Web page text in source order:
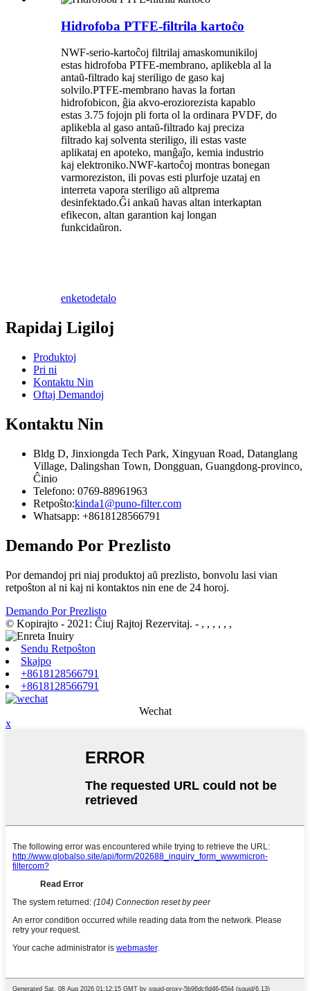
Hidrofoba PTFE-filtrila kartoĉo
NWF-serio-kartoĉoj filtrilaj amaskomunikiloj
estas hidrofoba PTFE-membrano, aplikebla al la
antaŭ-filtrado kaj steriligo de gaso kaj
solvilo.PTFE-membrano havas la fortan
hidrofobicon, ĝia akvo-eroziorezista kapablo
estas 3.75 fojojn pli forta ol la ordinara PVDF, do
aplikebla al gaso antaŭ-filtrado kaj preciza
filtrado kaj solventa steriligo, ili estas vaste
aplikataj en apoteko, manĝaĵo, kemia industrio
kaj elektroniko.NWF-kartoĉoj montras bonegan
varmoreziston, ili povas esti plurfoje uzataj en
interreta vapora steriligo aŭ altprema
desinfektado.Ĝi ankaŭ havas altan interkaptan
efikecon, altan garantion kaj longan
funkcidaŭron.
enketodetalo
Rapidaj Ligiloj
Produktoj
Pri ni
Kontaktu Nin
Oftaj Demandoj
Kontaktu Nin
Bldg D, Jinxiongda Tech Park, Xingyuan Road, Datanglang
Village, Dalingshan Town, Dongguan, Guangdong-provinco,
Ĉinio
Telefono: 0769-88961963
Retpoŝto:kinda1@puno-filter.com
Whatsapp: +8618128566791
Demando Por Prezlisto
Por demandoj pri niaj produktoj aŭ prezlisto, bonvolu lasi vian
retpoŝton al ni kaj ni kontaktos nin ene de 24 horoj.
Demando Por Prezlisto
© Kopirajto - 2021: Ĉiuj Rajtoj Rezervitaj. - , , , , , ,
Sendu Retpoŝton
Skajpo
+8618128566791
+8618128566791
Wechat
x